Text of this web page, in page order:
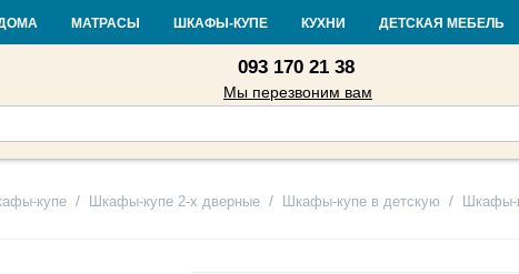
Доставка и оплата Гарантия и возврат Кредит Статьи и
093 170 21 38
Мы перезвоним вам
МАТРАСЫ ШКАФЫ-КУПЕ КУХНИ ДЕТСКАЯ МЕБЕЛЬ
купе / Шкафы-купе 2-х дверные / Шкафы-купе в детскую / Шкафы-